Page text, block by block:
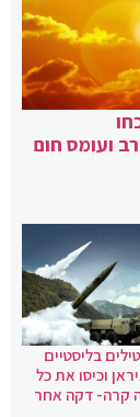
ועומס חום
בליסטיים
וכיסו את כל
קרה- דקה אחר